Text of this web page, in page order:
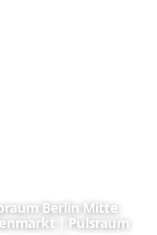
Berlin Mitte
| Pulsraum